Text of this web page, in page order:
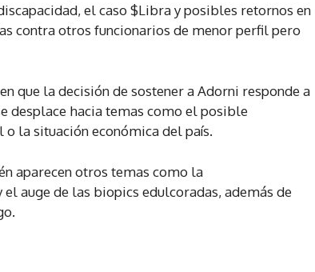
el caso $Libra y posibles retornos en
contra otros funcionarios de menor perfil pero
que la decisión de sostener a Adorni responde a
desplace hacia temas como el posible
la situación económica del país.
aparecen otros temas como la
auge de las biopics edulcoradas, además de